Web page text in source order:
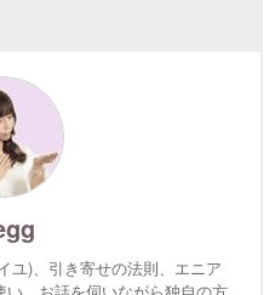
ユ)、引き寄せの法則、エニア